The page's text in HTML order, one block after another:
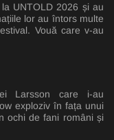
UNTOLD 2026 și au
lor au întors multe
Vouă care v-au
Larsson care i-au
exploziv în fața unui
ochi de fani români și